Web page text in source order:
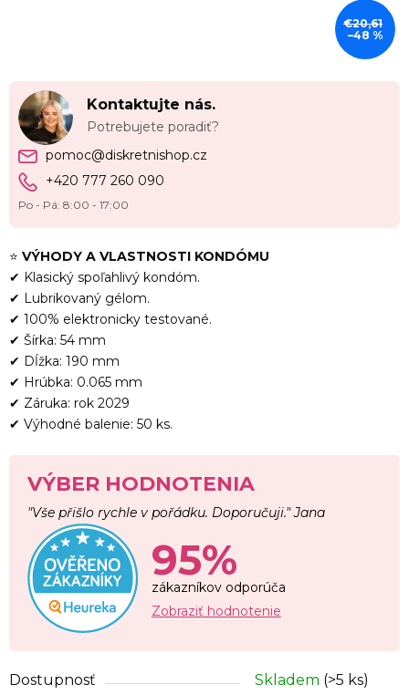
⭐ VÝHODY A VLASTNOSTI KONDÓMU
✔ Klasický spoľahlivý kondóm.
✔ Lubrikovaný gélom.
✔ 100% elektronicky testované.
✔ Šírka: 54 mm
✔ Dĺžka: 190 mm
✔ Hrúbka: 0.065 mm
✔ Záruka: rok 2029
✔ Výhodné balenie: 50 ks.
VÝBER HODNOTENIA
"Vše přišlo rychle v pořádku. Doporučuji." Jana
95%
zákazníkov odporúča
Zobraziť hodnotenie
Dostupnosť Skladem (>5 ks)
€20,61
–48 %
Kontaktujte nás.
Potrebujete poradiť?
pomoc@diskretnishop.cz
+420 777 260 090
Po - Pá: 8:00 - 17:00